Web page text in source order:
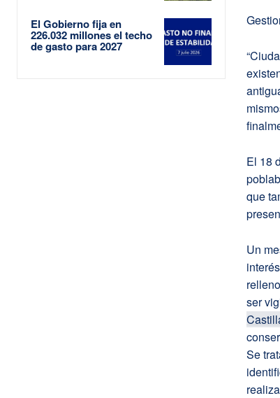
El Gobierno fija en
226.032 millones el techo
de gasto para 2027
El 18
que
Un
ser
Se